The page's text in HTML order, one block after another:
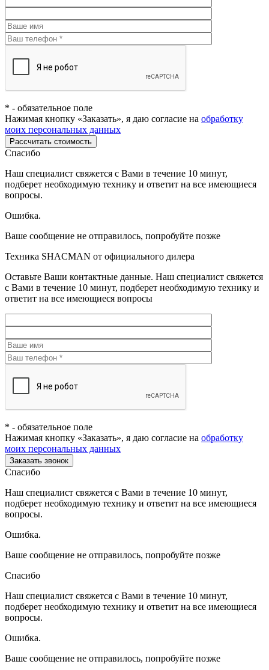
* - обязательное поле
Нажимая кнопку «Заказать», я даю согласие на обработку
моих персональных данных
Рассчитать стоимость
Спасибо
Наш специалист свяжется с Вами в течение 10 минут,
подберет необходимую технику и ответит на все имеющиеся
вопросы.
Ошибка.
Ваше сообщение не отправилось, попробуйте позже
Техника SHACMAN от официального дилера
Оставьте Ваши контактные данные. Наш специалист свяжется
с Вами в течение 10 минут, подберет необходимую технику и
ответит на все имеющиеся вопросы
* - обязательное поле
Нажимая кнопку «Заказать», я даю согласие на обработку
моих персональных данных
Заказать звонок
Спасибо
Наш специалист свяжется с Вами в течение 10 минут,
подберет необходимую технику и ответит на все имеющиеся
вопросы.
Ошибка.
Ваше сообщение не отправилось, попробуйте позже
Спасибо
Наш специалист свяжется с Вами в течение 10 минут,
подберет необходимую технику и ответит на все имеющиеся
вопросы.
Ошибка.
Ваше сообщение не отправилось, попробуйте позже